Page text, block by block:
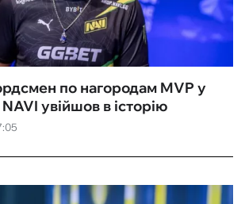
по нагородам MVP у
увійшов в історію